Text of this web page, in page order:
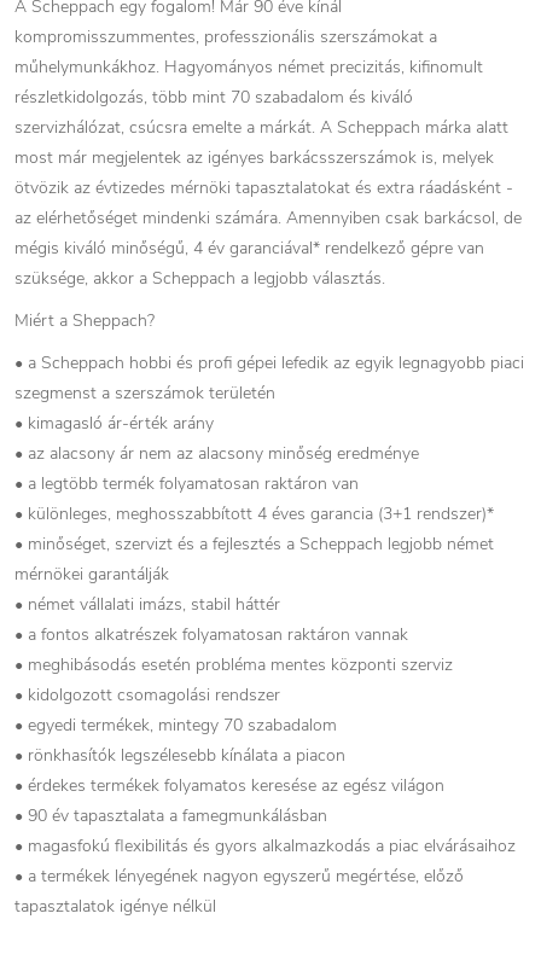
A Scheppach egy fogalom! Már 90 éve kínál
kompromisszummentes, professzionális szerszámokat a
műhelymunkákhoz. Hagyományos német precizitás, kifinomult
részletkidolgozás, több mint 70 szabadalom és kiváló
szervizhálózat, csúcsra emelte a márkát. A Scheppach márka alatt
most már megjelentek az igényes barkácsszerszámok is, melyek
ötvözik az évtizedes mérnöki tapasztalatokat és extra ráadásként -
az elérhetőséget mindenki számára. Amennyiben csak barkácsol, de
mégis kiváló minőségű, 4 év garanciával* rendelkező gépre van
szüksége, akkor a Scheppach a legjobb választás.
Miért a Sheppach?
• a Scheppach hobbi és profi gépei lefedik az egyik legnagyobb piaci
szegmenst a szerszámok területén
• kimagasló ár-érték arány
• az alacsony ár nem az alacsony minőség eredménye
• a legtöbb termék folyamatosan raktáron van
• különleges, meghosszabbított 4 éves garancia (3+1 rendszer)*
• minőséget, szervizt és a fejlesztés a Scheppach legjobb német
mérnökei garantálják
• német vállalati imázs, stabil háttér
• a fontos alkatrészek folyamatosan raktáron vannak
• meghibásodás esetén probléma mentes központi szerviz
• kidolgozott csomagolási rendszer
• egyedi termékek, mintegy 70 szabadalom
• rönkhasítók legszélesebb kínálata a piacon
• érdekes termékek folyamatos keresése az egész világon
• 90 év tapasztalata a famegmunkálásban
• magasfokú flexibilitás és gyors alkalmazkodás a piac elvárásaihoz
• a termékek lényegének nagyon egyszerű megértése, előző
tapasztalatok igénye nélkül